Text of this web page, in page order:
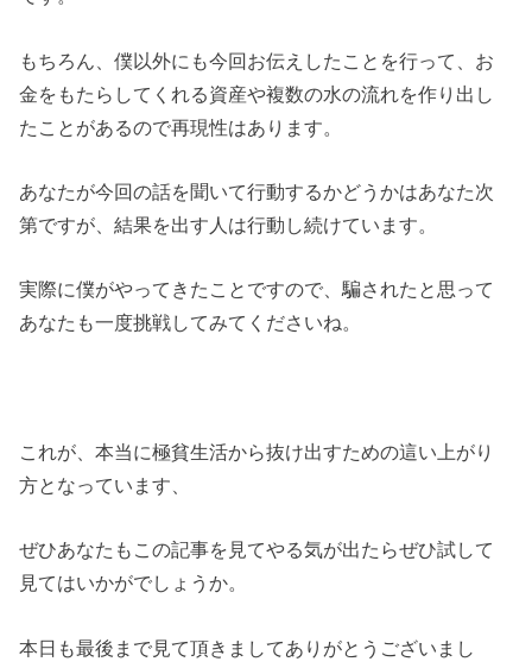
もちろん、僕以外にも今回お伝えしたことを行って、お
金をもたらしてくれる資産や複数の水の流れを作り出し
たことがあるので再現性はあります。
あなたが今回の話を聞いて行動するかどうかはあなた次
第ですが、結果を出す人は行動し続けています。
実際に僕がやってきたことですので、騙されたと思って
あなたも一度挑戦してみてくださいね。
これが、本当に極貧生活から抜け出すための這い上がり
方となっています、
ぜひあなたもこの記事を見てやる気が出たらぜひ試して
見てはいかがでしょうか。
本日も最後まで見て頂きましてありがとうございまし